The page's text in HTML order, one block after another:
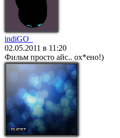
indiGO_
02.05.2011 в 11:20
Фильм просто айс.. ох*ено!)